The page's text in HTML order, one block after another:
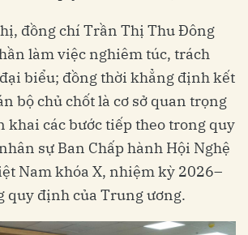
đồng chí Trần Thị Thu Đông
làm việc nghiêm túc, trách
biểu; đồng thời khẳng định kết
bộ chủ chốt là cơ sở quan trọng
khai các bước tiếp theo trong quy
sự Ban Chấp hành Hội Nghệ
Nam khóa X, nhiệm kỳ 2026–
quy định của Trung ương.